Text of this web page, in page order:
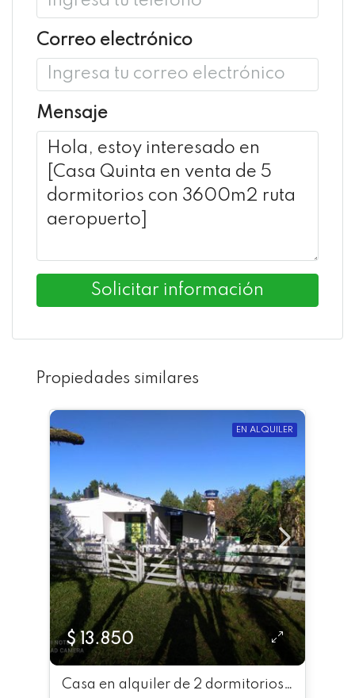
Correo electrónico
Mensaje
Solicitar información
Propiedades similares
EN ALQUILER
$ 13.850
Casa en alquiler de 2 dormitorios c/ cochera en Lagos Del Norte